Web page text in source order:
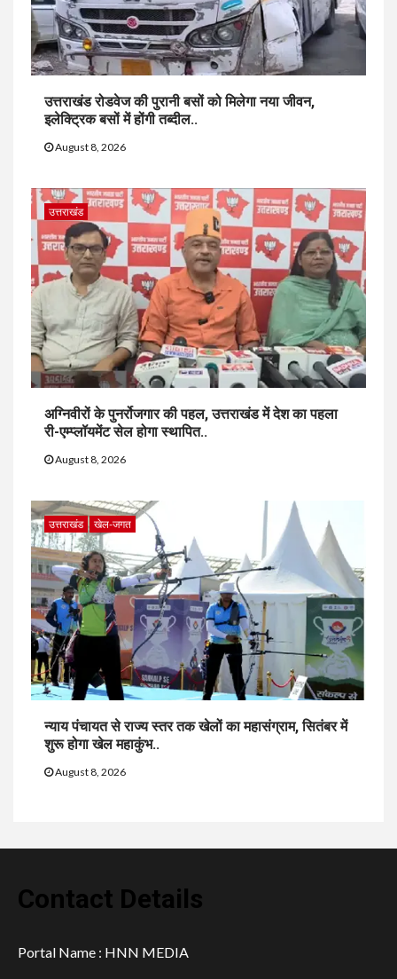
उत्तराखंड रोडवेज की पुरानी बसों को मिलेगा नया जीवन,
इलेक्ट्रिक बसों में होंगी तब्दील..
August 8, 2026
उत्तराखंड
अग्निवीरों के पुनर्रोजगार की पहल, उत्तराखंड में देश का पहला
री-एम्प्लॉयमेंट सेल होगा स्थापित..
August 8, 2026
उत्तराखंड खेल-जगत
न्याय पंचायत से राज्य स्तर तक खेलों का महासंग्राम, सितंबर में
शुरू होगा खेल महाकुंभ..
August 8, 2026
Contact Details
Portal Name : HNN MEDIA